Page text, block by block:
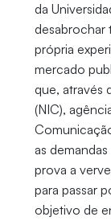
da
desabrochar
própria
mercado
que, através
(NIC),
as
prova a
para passar
objetivo de